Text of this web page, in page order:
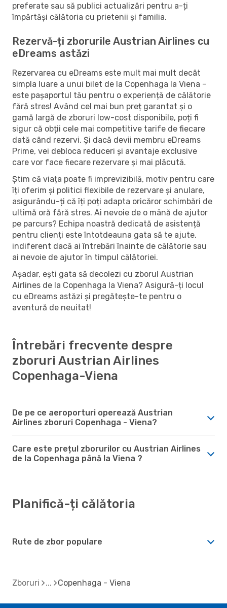
preferate sau să publici actualizări pentru a-ți
împărtăși călătoria cu prietenii și familia.
Rezervă-ți zborurile Austrian Airlines cu
eDreams astăzi
Rezervarea cu eDreams este mult mai mult decât
simpla luare a unui bilet de la Copenhaga la Viena –
este pașaportul tău pentru o experiență de călătorie
fără stres! Având cel mai bun preț garantat și o
gamă largă de zboruri low-cost disponibile, poți fi
sigur că obții cele mai competitive tarife de fiecare
dată când rezervi. Și dacă devii membru eDreams
Prime, vei debloca reduceri și avantaje exclusive
care vor face fiecare rezervare și mai plăcută.
Știm că viața poate fi imprevizibilă, motiv pentru care
îți oferim și politici flexibile de rezervare și anulare,
asigurându-ți că îți poți adapta oricăror schimbări de
ultimă oră fără stres. Ai nevoie de o mână de ajutor
pe parcurs? Echipa noastră dedicată de asistență
pentru clienți este întotdeauna gata să te ajute,
indiferent dacă ai întrebări înainte de călătorie sau
ai nevoie de ajutor în timpul călătoriei.
Așadar, ești gata să decolezi cu zborul Austrian
Airlines de la Copenhaga la Viena? Asigură-ți locul
cu eDreams astăzi și pregătește-te pentru o
aventură de neuitat!
Întrebări frecvente despre
zboruri Austrian Airlines
Copenhaga-Viena
De pe ce aeroporturi operează Austrian
Airlines zboruri Copenhaga - Viena?
Care este prețul zborurilor cu Austrian Airlines
de la Copenhaga până la Viena ?
Planifică-ți călătoria
Rute de zbor populare
Zboruri Copenhaga - Viena